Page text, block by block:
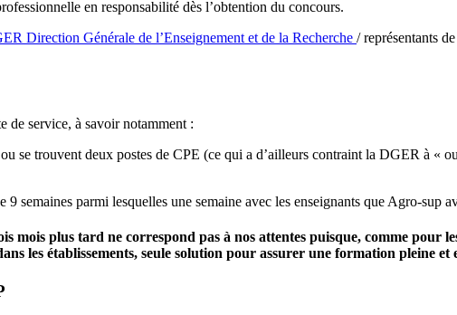
en responsabilité dès l’obtention du concours.
Direction Générale de l’Enseignement et de la Recherche / représentants
de service, à savoir notamment :
se trouvent deux postes de CPE (ce qui a d’ailleurs contraint la DGER à «
semaines parmi lesquelles une semaine avec les enseignants que Agro-sup
plus tard ne correspond pas à nos attentes puisque, comme pour
les établissements, seule solution pour assurer une formation pleine et